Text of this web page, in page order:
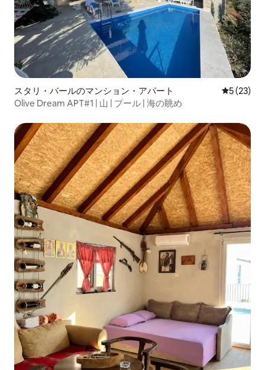
スタリ・バールのマンション・アパート レビュー
5 (23)
Olive Dream APT#1 | 山 | プール | 海の眺め